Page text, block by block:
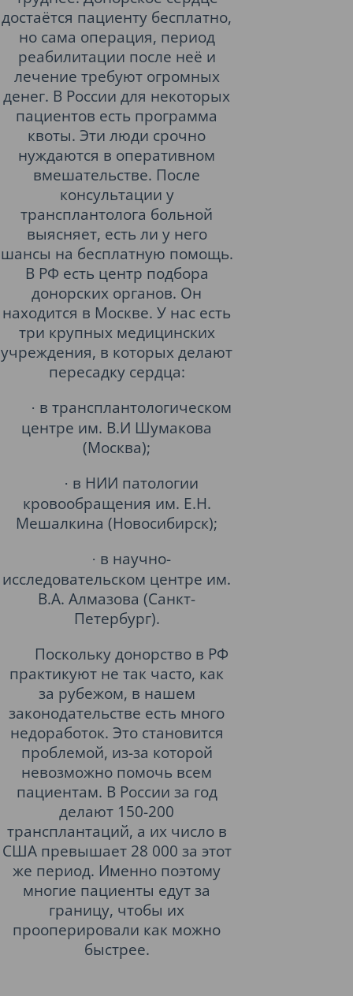
достаётся пациенту бесплатно,
но сама операция, период
реабилитации после неё и
лечение требуют огромных
денег. В России для некоторых
пациентов есть программа
квоты. Эти люди срочно
нуждаются в оперативном
вмешательстве. После
консультации у
трансплантолога больной
выясняет, есть ли у него
шансы на бесплатную помощь.
В РФ есть центр подбора
донорских органов. Он
находится в Москве. У нас есть
три крупных медицинских
учреждения, в которых делают
пересадку сердца:
· в трансплантологическом
центре им. В.И Шумакова
(Москва);
· в НИИ патологии
кровообращения им. Е.Н.
Мешалкина (Новосибирск);
· в научно-
исследовательском центре им.
В.А. Алмазова (Санкт-
Петербург).
Поскольку донорство в РФ
практикуют не так часто, как
за рубежом, в нашем
законодательстве есть много
недоработок. Это становится
проблемой, из-за которой
невозможно помочь всем
пациентам. В России за год
делают 150-200
трансплантаций, а их число в
США превышает 28 000 за этот
же период. Именно поэтому
многие пациенты едут за
границу, чтобы их
прооперировали как можно
быстрее.